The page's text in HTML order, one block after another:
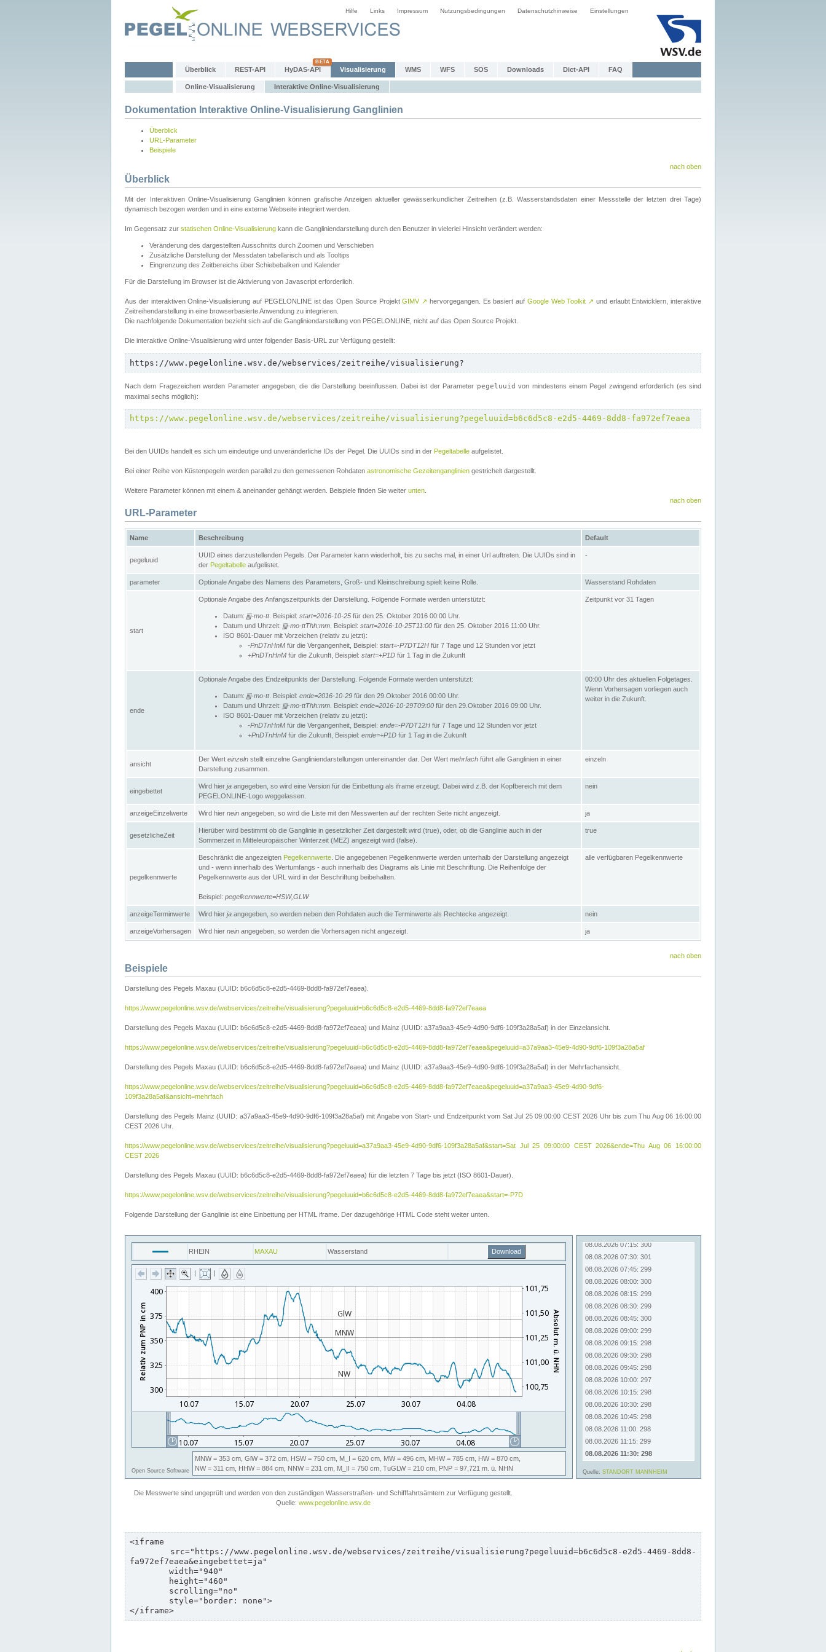
Hilfe Links Impressum Nutzungsbedingungen Datenschutzhinweise Einstellungen
Überblick REST-API HyDAS-API Visualisierung WMS WFS SOS Downloads Dict-API FAQ
Online-Visualisierung Interaktive Online-Visualisierung
Dokumentation Interaktive Online-Visualisierung Ganglinien
Überblick
URL-Parameter
Beispiele
nach oben
Überblick
Mit der Interaktiven Online-Visualisierung Ganglinien können grafische Anzeigen aktueller gewässerkundlicher Zeitreihen (z.B. Wasserstandsdaten einer Messstelle der letzten drei Tage)
dynamisch bezogen werden und in eine externe Webseite integriert werden.
Im Gegensatz zur statischen Online-Visualisierung kann die Gangliniendarstellung durch den Benutzer in vielerlei Hinsicht verändert werden:
Veränderung des dargestellten Ausschnitts durch Zoomen und Verschieben
Zusätzliche Darstellung der Messdaten tabellarisch und als Tooltips
Eingrenzung des Zeitbereichs über Schiebebalken und Kalender
Für die Darstellung im Browser ist die Aktivierung von Javascript erforderlich.
Aus der interaktiven Online-Visualisierung auf PEGELONLINE ist das Open Source ProjektGIMV ↗ hervorgegangen. Es basiert auf Google Web Toolkit ↗ und erlaubt Entwicklern, interaktive
Zeitreihendarstellung in eine browserbasierte Anwendung zu integrieren.
Die nachfolgende Dokumentation bezieht sich auf die Gangliniendarstellung von PEGELONLINE, nicht auf das Open Source Projekt.
Die interaktive Online-Visualisierung wird unter folgender Basis-URL zur Verfügung gestellt:
https://www.pegelonline.wsv.de/webservices/zeitreihe/visualisierung?
Nach dem Fragezeichen werden Parameter angegeben, die die Darstellung beeinflussen. Dabei ist der Parameter pegeluuid von mindestens einem Pegel zwingend erforderlich (es sind
maximal sechs möglich):
https://www.pegelonline.wsv.de/webservices/zeitreihe/visualisierung?pegeluuid=b6c6d5c8-e2d5-4469-8dd8-fa972ef7eaea
Bei den UUIDs handelt es sich um eindeutige und unveränderliche IDs der Pegel. Die UUIDs sind in der Pegeltabelle aufgelistet.
Bei einer Reihe von Küstenpegeln werden parallel zu den gemessenen Rohdaten astronomische Gezeitenganglinien gestrichelt dargestellt.
Weitere Parameter können mit einem & aneinander gehängt werden. Beispiele finden Sie weiter unten
nach oben
URL-Parameter
Name Beschreibung Default
pegeluuid
UUID eines darzustellenden Pegels. Der Parameter kann wiederholt, bis zu sechs mal, in einer Url auftreten. Die UUIDs sind in
der Pegeltabelle aufgelistet.
-
parameter Optionale Angabe des Namens des Parameters, Groß- und Kleinschreibung spielt keine Rolle. Wasserstand Rohdaten
start
Optionale Angabe des Anfangszeitpunkts der Darstellung. Folgende Formate werden unterstützt:
Datum: jjjj-mo-tt. Beispiel: start=2016-10-25 für den 25. Oktober 2016 00:00 Uhr.
Datum und Uhrzeit: jjjj-mo-ttThh:mm . Beispiel: start=2016-10-25T11:00 für den 25. Oktober 2016 11:00 Uhr.
ISO 8601-Dauer mit Vorzeichen (relativ zu jetzt):
-PnDTnHnM für die Vergangenheit, Beispiel: start=-P7DT12H für 7 Tage und 12 Stunden vor jetzt
+PnDTnHnM für die Zukunft, Beispiel: start=+P1D für 1 Tag in die Zukunft
Zeitpunkt vor 31 Tagen
ende
Optionale Angabe des Endzeitpunkts der Darstellung. Folgende Formate werden unterstützt:
Datum: jjjj-mo-tt. Beispiel: ende=2016-10-29 für den 29.Oktober 2016 00:00 Uhr.
Datum und Uhrzeit: jjjj-mo-ttThh:mm . Beispiel: ende=2016-10-29T09:00 für den 29.Oktober 2016 09:00 Uhr.
ISO 8601-Dauer mit Vorzeichen (relativ zu jetzt):
-PnDTnHnM für die Vergangenheit, Beispiel: ende=-P7DT12H für 7 Tage und 12 Stunden vor jetzt
+PnDTnHnM für die Zukunft, Beispiel: ende=+P1D für 1 Tag in die Zukunft
00:00 Uhr des aktuellen Folgetages.
Wenn Vorhersagen vorliegen auch
weiter in die Zukunft.
ansicht
Der Wert einzeln stellt einzelne Gangliniendarstellungen untereinander dar. Der Wert mehrfach führt alle Ganglinien in einer
Darstellung zusammen.
einzeln
eingebettet
Wird hier ja angegeben, so wird eine Version für die Einbettung als iframe erzeugt. Dabei wird z.B. der Kopfbereich mit dem
PEGELONLINE-Logo weggelassen.
nein
anzeigeEinzelwerte Wird hier nein angegeben, so wird die Liste mit den Messwerten auf der rechten Seite nicht angezeigt. ja
gesetzlicheZeit
Hierüber wird bestimmt ob die Ganglinie in gesetzlicher Zeit dargestellt wird (true), oder, ob die Ganglinie auch in der
Sommerzeit in Mitteleuropäischer Winterzeit (MEZ) angezeigt wird (false).
true
pegelkennwerte
Beschränkt die angezeigten Pegelkennwerte . Die angegebenen Pegelkennwerte werden unterhalb der Darstellung angezeigt
und - wenn innerhalb des Wertumfangs - auch innerhalb des Diagrams als Linie mit Beschriftung. Die Reihenfolge der
Pegelkennwerte aus der URL wird in der Beschriftung beibehalten.
Beispiel: pegelkennwerte=HSW,GLW
alle verfügbaren Pegelkennwerte
anzeigeTerminwerte Wird hier ja angegeben, so werden neben den Rohdaten auch die Terminwerte als Rechtecke angezeigt. nein
anzeigeVorhersagen Wird hier nein angegeben, so werden die Vorhersagen nicht angezeigt. ja
nach oben
Beispiele
Darstellung des Pegels Maxau (UUID: b6c6d5c8-e2d5-4469-8dd8-fa972ef7eaea).
https://www.pegelonline.wsv.de/webservices/zeitreihe/visualisierung?pegeluuid=b6c6d5c8-e2d5-4469-8dd8-fa972ef7eaea
Darstellung des Pegels Maxau (UUID: b6c6d5c8-e2d5-4469-8dd8-fa972ef7eaea) und Mainz (UUID: a37a9aa3-45e9-4d90-9df6-109f3a28a5af) in der Einzelansicht.
https://www.pegelonline.wsv.de/webservices/zeitreihe/visualisierung?pegeluuid=b6c6d5c8-e2d5-4469-8dd8-fa972ef7eaea&pegeluuid=a37a9aa3-45e9-4d90-9df6-109f3a28a5af
Darstellung des Pegels Maxau (UUID: b6c6d5c8-e2d5-4469-8dd8-fa972ef7eaea) und Mainz (UUID: a37a9aa3-45e9-4d90-9df6-109f3a28a5af) in der Mehrfachansicht.
https://www.pegelonline.wsv.de/webservices/zeitreihe/visualisierung?pegeluuid=b6c6d5c8-e2d5-4469-8dd8-fa972ef7eaea&pegeluuid=a37a9aa3-45e9-4d90-9df6-
109f3a28a5af&ansicht=mehrfach
Darstellung des Pegels Mainz (UUID: a37a9aa3-45e9-4d90-9df6-109f3a28a5af) mit Angabe von Start- und Endzeitpunkt vom Sat Jul 25 09:00:00 CEST 2026 Uhr bis zum Thu Aug 06 16:00:00
CEST 2026 Uhr.
https://www.pegelonline.wsv.de/webservices/zeitreihe/visualisierung?pegeluuid=a37a9aa3-45e9-4d90-9df6-109f3a28a5af&start=Sat Jul 25 09:00:00 CEST 2026&ende=Thu Aug 06 16:00:00
CEST 2026
Darstellung des Pegels Maxau (UUID: b6c6d5c8-e2d5-4469-8dd8-fa972ef7eaea) für die letzten 7 Tage bis jetzt (ISO 8601-Dauer).
https://www.pegelonline.wsv.de/webservices/zeitreihe/visualisierung?pegeluuid=b6c6d5c8-e2d5-4469-8dd8-fa972ef7eaea&start=-P7D
Folgende Darstellung der Ganglinie ist eine Einbettung per HTML iframe. Der dazugehörige HTML Code steht weiter unten.
<iframe
fa972ef7eaea&eingebettet=ja"
</iframe>